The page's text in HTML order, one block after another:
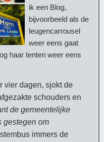
ik een Blog,
bijvoorbeeld als de
leugencarrousel
weer eens gaat
haar tenten weer eens
vier dagen, sjokt de
schouders en
de gemeentelijke
gestegen om
immers de